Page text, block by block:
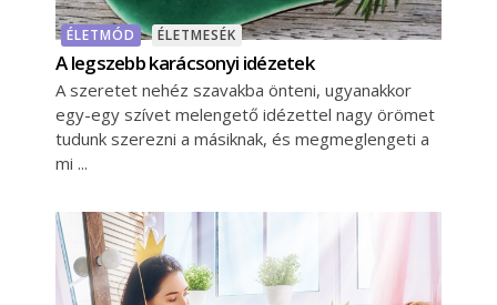
ÉLETMÓD ÉLETMESÉK
A legszebb karácsonyi idézetek
A szeretet nehéz szavakba önteni, ugyanakkor
egy-egy szívet melengető idézettel nagy örömet
tudunk szerezni a másiknak, és megmeglengeti a
mi